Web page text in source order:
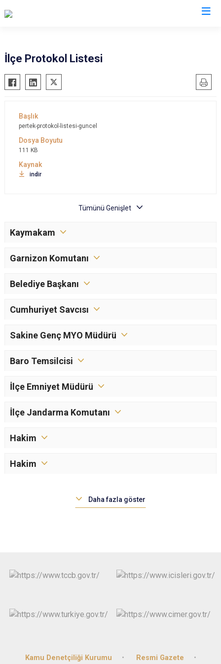
Çemişgezek
Hozat
Nazımiye
Ovacık
Pertek
Pülümür
İlçe Protokol Listesi
pertek-protokol-listesi-guncel
111 KB
indir
Kaymakam
Garnizon Komutanı
Belediye Başkanı
Cumhuriyet Savcısı
Sakine Genç MYO Müdürü
Baro Temsilcisi
İlçe Emniyet Müdürü
İlçe Jandarma Komutanı
Hakim
Hakim
Daha fazla göster
Kamu Denetçiliği Kurumu Resmi Gazete